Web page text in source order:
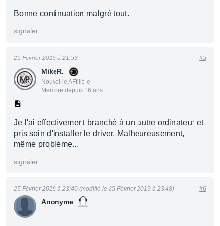
Bonne continuation malgré tout.
signaler
MikeR.
Nouvel·le AFfilié·e
Membre depuis 16 ans
25 Février 2019 à 21:53 #5
Je l'ai effectivement branché à un autre ordinateur et
pris soin d'installer le driver. Malheureusement,
même problème...
signaler
Anonyme
25 Février 2019 à 23:40 (modifié le 25 Février 2019 à 23:48) #6